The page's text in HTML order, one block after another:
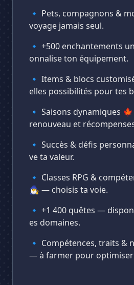
🔹 Pets, compagnons &
voyage jamais seul.
🔹 +500 enchantements
onnalise ton équipement.
🔹 Items & blocs
elles possibilités pour tes
🔹 Saisons dynamiques
renouveau et
🔹 Succès & défis
ve ta valeur.
🔹 Classes RPG &
🧙‍♂️ — choisis ta voie.
🔹 +1 400 quêtes —
es domaines.
🔹 Compétences, traits &
— à farmer pour